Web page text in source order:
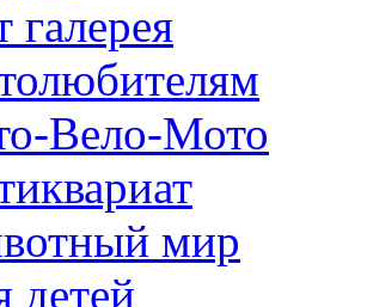
галерея
Вело-Мото
мир
детей